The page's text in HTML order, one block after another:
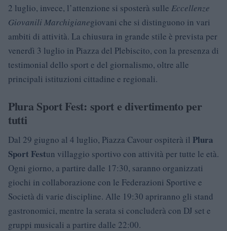
2 luglio, invece, l’attenzione si sposterà sulle Eccellenze
Giovanili Marchigianegiovani che si distinguono in vari
ambiti di attività. La chiusura in grande stile è prevista per
venerdì 3 luglio in Piazza del Plebiscito, con la presenza di
testimonial dello sport e del giornalismo, oltre alle
principali istituzioni cittadine e regionali.
Plura Sport Fest: sport e divertimento per
tutti
Dal 29 giugno al 4 luglio, Piazza Cavour ospiterà il Plura
Sport Festun villaggio sportivo con attività per tutte le età.
Ogni giorno, a partire dalle 17:30, saranno organizzati
giochi in collaborazione con le Federazioni Sportive e
Società di varie discipline. Alle 19:30 apriranno gli stand
gastronomici, mentre la serata si concluderà con DJ set e
gruppi musicali a partire dalle 22:00.